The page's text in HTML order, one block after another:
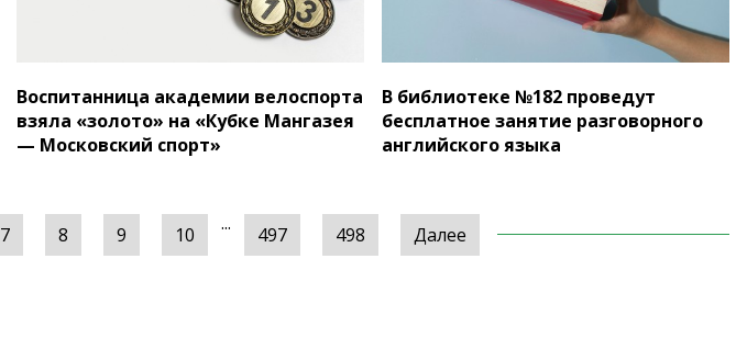
Воспитанница академии велоспорта
взяла «золото» на «Кубке Мангазея
— Московский спорт»
В библиотеке №182 проведут
бесплатное занятие разговорного
английского языка
7 8 9 10 ... 497 498 Далее